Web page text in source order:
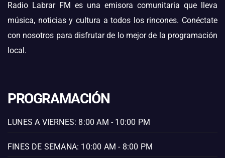
Radio Labrar FM es una emisora comunitaria que lleva
música, noticias y cultura a todos los rincones. Conéctate
con nosotros para disfrutar de lo mejor de la programación
local.
PROGRAMACIÓN
LUNES A VIERNES: 8:00 AM - 10:00 PM
FINES DE SEMANA: 10:00 AM - 8:00 PM